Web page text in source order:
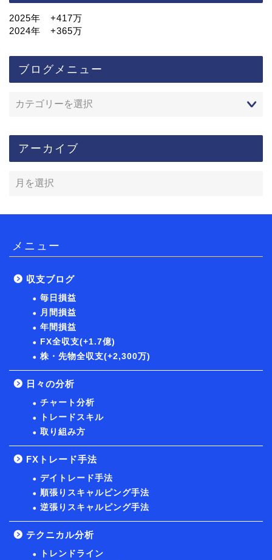
2025年 +417万
2024年 +365万
ブログメニュー
アーカイブ
メニュー
収支ブログ
毎日損益
月間損益
年間損益
FX全収支(+1.7億)
株・先物全収支(+2,300万)
日々の分析
チャート分析
トレードスキル
取り組み方
FXトレード手法
デイトレード手法
順張りスキャルピング手法
逆張りスキャルピング手法
テクニカル分析
トレンドライン